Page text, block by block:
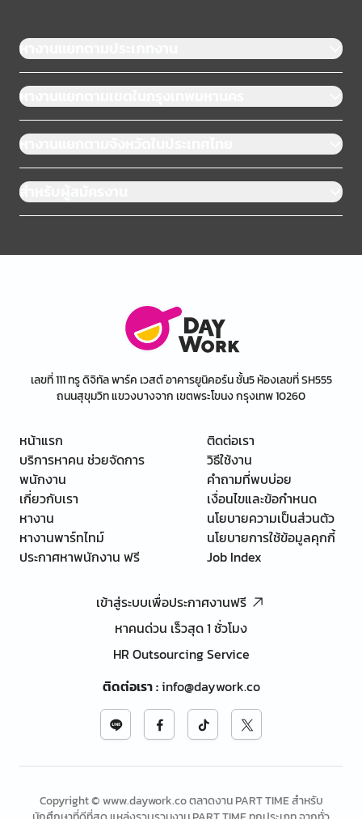
หางานแยกตามประเภทงาน
หางานแยกตามเขตในกรุงเทพมหานคร
หางานแยกตามจังหวัดในประเทศไทย
สำหรับผู้สมัครงาน
เลขที่ 111 ทรู ดิจิทัล พาร์ค เวสต์ อาคารยูนิคอร์น ชั้น5 ห้องเลขที่ SH555
ถนนสุขุมวิท แขวงบางจาก เขตพระโขนง กรุงเทพ 10260
หน้าแรก
บริการหาคน ช่วยจัดการ
พนักงาน
เกี่ยวกับเรา
หางาน
หางานพาร์ทไทม์
ประกาศหาพนักงาน ฟรี
ติดต่อเรา
วิธีใช้งาน
คำถามที่พบบ่อย
เงื่อนไขและข้อกำหนด
นโยบายความเป็นส่วนตัว
นโยบายการใช้ข้อมูลคุกกี้
Job Index
เข้าสู่ระบบเพื่อประกาศงานฟรี
หาคนด่วน เร็วสุด 1 ชั่วโมง
HR Outsourcing Service
ติดต่อเรา:info@daywork.co
Copyright © www.daywork.co ตลาดงาน PART TIME สำหรับ